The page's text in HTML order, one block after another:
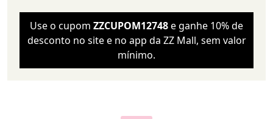
Use o cupom ZZCUPOM12748e ganhe 10% de
desconto no site e no app da ZZ Mall, sem valor
mínimo.